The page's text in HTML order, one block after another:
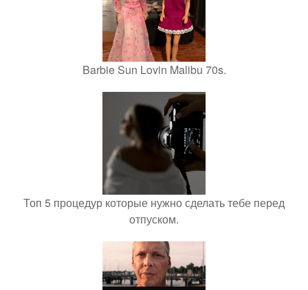
Barbie Sun Lovin Malibu 70s.
Топ 5 процедур которые нужно сделать тебе перед
отпуском.